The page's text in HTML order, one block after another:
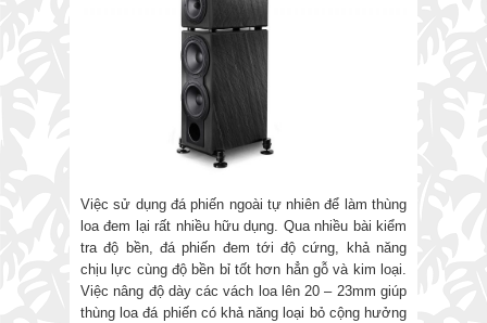
Việc sử dụng đá phiến ngoài tự nhiên để làm thùng
loa đem lại rất nhiều hữu dụng. Qua nhiều bài kiểm
tra độ bền, đá phiến đem tới độ cứng, khả năng
chịu lực cùng độ bền bỉ tốt hơn hẳn gỗ và kim loại.
Việc nâng độ dày các vách loa lên 20 – 23mm giúp
thùng loa đá phiến có khả năng loại bỏ cộng hưởng